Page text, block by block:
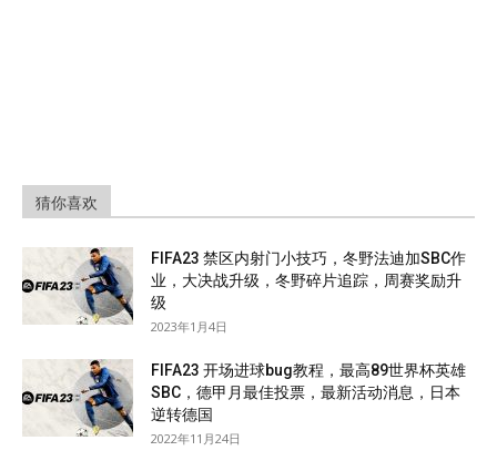
猜你喜欢
FIFA23 禁区内射门小技巧，冬野法迪加SBC作
业，大决战升级，冬野碎片追踪，周赛奖励升
级
2023年1月4日
FIFA23 开场进球bug教程，最高89世界杯英雄
SBC，德甲月最佳投票，最新活动消息，日本
逆转德国
2022年11月24日